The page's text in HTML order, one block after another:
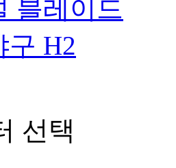
블레이드
구 H2
선택